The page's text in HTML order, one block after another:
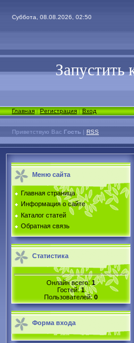
Суббота, 08.08.2026, 02:50
Запустить
Главная|Регистрация|Вход
Приветствую Вас Гость | RSS
Меню сайта
Главная страница
Информация о сайте
Каталог статей
Обратная связь
Статистика
Онлайн всего: 1
Гостей:1
Пользователей:0
Форма входа